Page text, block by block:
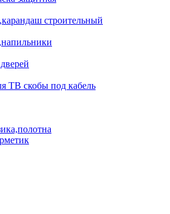
строительный
ТВ скобы под кабель